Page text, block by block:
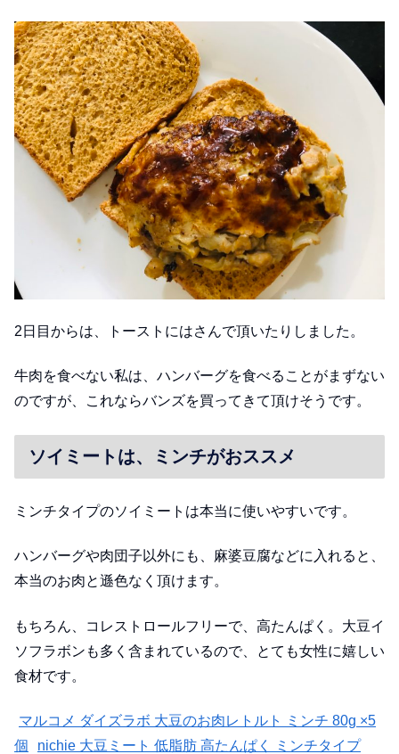
2日目からは、トーストにはさんで頂いたりしました。
牛肉を食べない私は、ハンバーグを食べることがまずない
のですが、これならバンズを買ってきて頂けそうです。
ソイミートは、ミンチがおススメ
ミンチタイプのソイミートは本当に使いやすいです。
ハンバーグや肉団子以外にも、麻婆豆腐などに入れると、
本当のお肉と遜色なく頂けます。
もちろん、コレストロールフリーで、高たんぱく。大豆イ
ソフラボンも多く含まれているので、とても女性に嬉しい
食材です。
マルコメ ダイズラボ 大豆のお肉レトルト ミンチ 80g ×5
個
nichie 大豆ミート 低脂肪 高たんぱく ミンチタイプ